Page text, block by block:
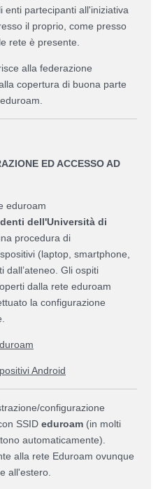
enti partecipanti all'iniziativa
il proprio, come presso
rete è presente.
alla federazione
copertura di buona parte
ED ACCESSO AD
eduroam
dell'Università di
procedura di
(laptop, smartphone,
Gli ospiti
dalla rete eduroam
la configurazione
Android
configurazione
SSID eduroam (in molti
automaticamente).
alla rete Eduroam ovunque
all'estero.